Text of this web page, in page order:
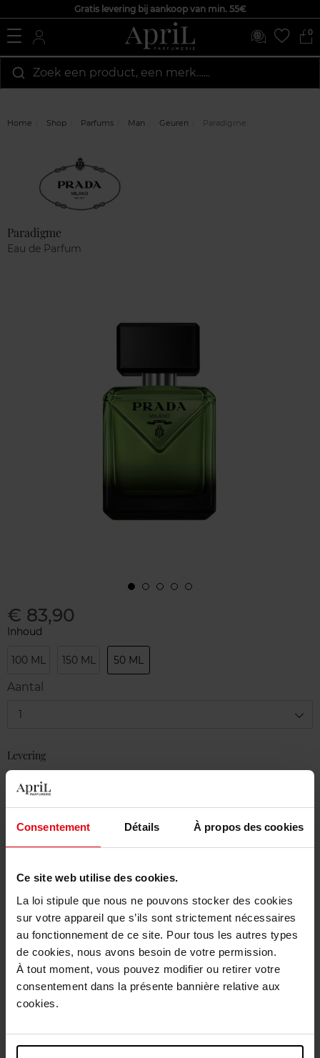
Consentement Détails À propos des cookies
Ce site web utilise des cookies.
La loi stipule que nous ne pouvons stocker des cookies
sur votre appareil que s’ils sont strictement nécessaires
au fonctionnement de ce site. Pour tous les autres types
de cookies, nous avons besoin de votre permission.
À tout moment, vous pouvez modifier ou retirer votre
consentement dans la présente bannière relative aux
cookies.
Gratis levering bij aankoop van min. 55€
0
Zoek een product, een merk…...
Home Shop Parfums Man Geuren Paradigme
Paradigme
Eau de Parfum
€ 83,90
Inhoud
100 ML 150 ML 50 ML
Aantal
1
Levering
Voorradig
Beschrijving